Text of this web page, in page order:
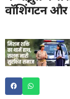
वॉशिंगटन